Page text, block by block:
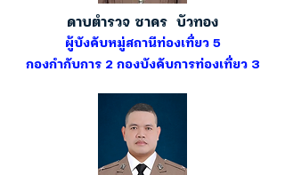
ดาบตำรวจ ชาคร บัวทอง
ผู้บังคับหมู่สถานีท่องเที่ยว 5
กองกำกับการ 2 กองบังคับการท่องเที่ยว 3